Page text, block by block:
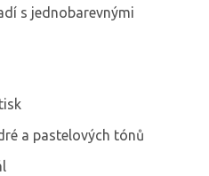
s jednobarevnými
a pastelových tónů